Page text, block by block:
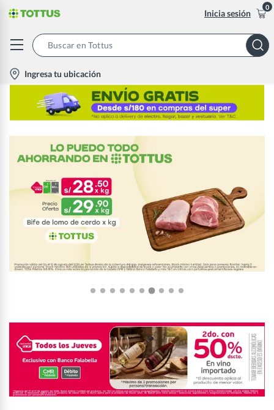
Inicia sesión
0
location-
icon
Ingresa tu ubicación